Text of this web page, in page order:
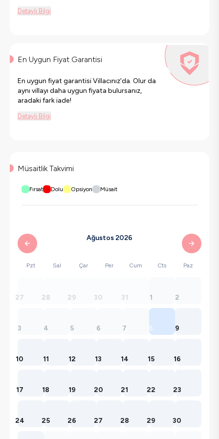
Detaylı Bilgi
En Uygun Fiyat Garantisi
En uygun fiyat garantisi Villacınız'da. Olur da
aynı villayı daha uygun fiyata bulursanız,
aradaki fark iade!
Detaylı Bilgi
Müsaitlik Takvimi
Fırsat Dolu Opsiyon Müsait
Ağustos 2026
Pzt Sal Çar Per Cum Cts Paz
27 28 29 30 31 1 2
3 4 5 6 7 8 9
10 11 12 13 14 15 16
17 18 19 20 21 22 23
24 25 26 27 28 29 30